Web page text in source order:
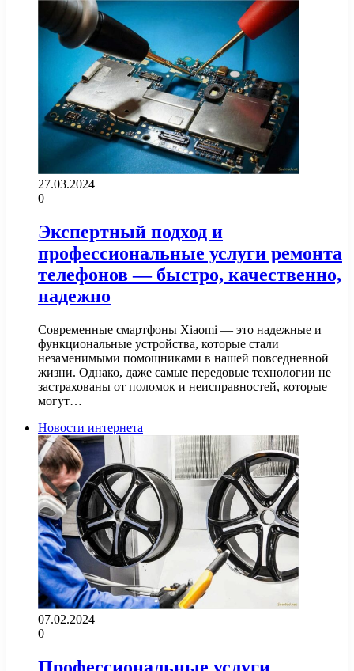
27.03.2024
0
Экспертный подход и
профессиональные услуги ремонта
телефонов — быстро, качественно,
надежно
Современные смартфоны Xiaomi — это надежные и
функциональные устройства, которые стали
незаменимыми помощниками в нашей повседневной
жизни. Однако, даже самые передовые технологии не
застрахованы от поломок и неисправностей, которые
могут…
Новости интернета
07.02.2024
0
Профессиональные услуги